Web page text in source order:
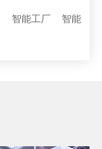
智能工厂
智能